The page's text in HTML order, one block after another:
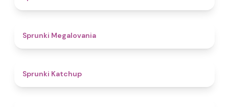
Sprunki Megalovania
Sprunki Katchup